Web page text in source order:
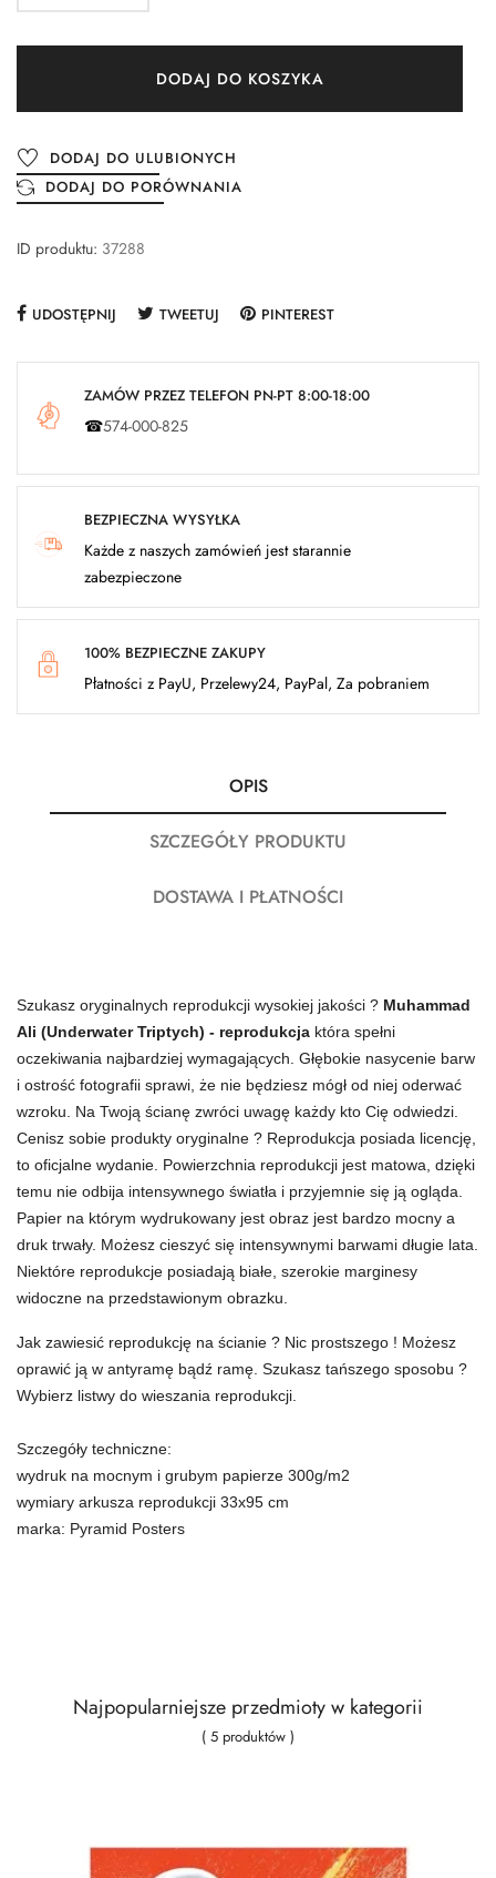
DODAJ DO KOSZYKA
DODAJ DO ULUBIONYCH
DODAJ DO PORÓWNANIA
ID produktu: 37288
UDOSTĘPNIJ TWEETUJ PINTEREST
ZAMÓW PRZEZ TELEFON PN-PT 8:00-18:00
☎574-000-825
BEZPIECZNA WYSYŁKA
Każde z naszych zamówień jest starannie
zabezpieczone
100% BEZPIECZNE ZAKUPY
Płatności z PayU, Przelewy24, PayPal, Za pobraniem
OPIS
SZCZEGÓŁY PRODUKTU
DOSTAWA I PŁATNOŚCI
Szukasz oryginalnych reprodukcji wysokiej jakości ? Muhammad
Ali (Underwater Triptych) - reprodukcja która spełni
oczekiwania najbardziej wymagających. Głębokie nasycenie barw
i ostrość fotografii sprawi, że nie będziesz mógł od niej oderwać
wzroku. Na Twoją ścianę zwróci uwagę każdy kto Cię odwiedzi.
Cenisz sobie produkty oryginalne ? Reprodukcja posiada licencję,
to oficjalne wydanie. Powierzchnia reprodukcji jest matowa, dzięki
temu nie odbija intensywnego światła i przyjemnie się ją ogląda.
Papier na którym wydrukowany jest obraz jest bardzo mocny a
druk trwały. Możesz cieszyć się intensywnymi barwami długie lata.
Niektóre reprodukcje posiadają białe, szerokie marginesy
widoczne na przedstawionym obrazku.
Jak zawiesić reprodukcję na ścianie ? Nic prostszego ! Możesz
oprawić ją w antyramę bądź ramę. Szukasz tańszego sposobu ?
Wybierz listwy do wieszania reprodukcji.
Szczegóły techniczne:
wydruk na mocnym i grubym papierze 300g/m2
wymiary arkusza reprodukcji 33x95 cm
marka: Pyramid Posters
Najpopularniejsze przedmioty w kategorii
( 5 produktów )